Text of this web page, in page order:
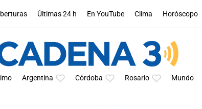
Últimas 24 h En YouTube Clima Horóscopo
Argentina Córdoba Rosario Mundo